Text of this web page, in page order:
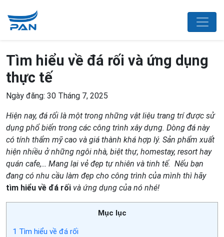
Tìm hiểu về đá rối và ứng dụng
thực tế
Ngày đăng: 30 Tháng 7, 2025
Hiện nay, đá rối là một trong những vật liệu trang trí được sử
dụng phổ biến trong các công trình xây dựng. Dòng đá này
có tính thẩm mỹ cao và giá thành khá hợp lý. Sản phẩm xuất
hiện nhiều ở những ngôi nhà, biệt thự, homestay, resort hay
quán cafe,… Mang lại vẻ đẹp tự nhiên và tinh tế. Nếu bạn
đang có nhu cầu làm đẹp cho công trình của mình thì hãy
tìm hiểu về đá rối và ứng dụng của nó nhé!
Mục lục
1 Tìm hiểu về đá rối